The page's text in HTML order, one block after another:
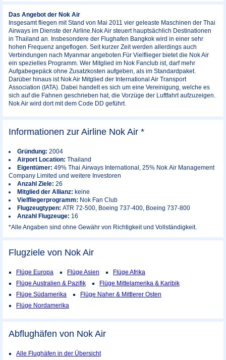
Das Angebot der Nok Air
Insgesamt fliegen mit Stand von Mai 2011 vier geleaste Maschinen der Thai
Airways im Dienste der Airline.Nok Air steuert hauptsächlich Destinationen
in Thailand an. Insbesondere der Flughafen Bangkok wird in einer sehr
hohen Frequenz angeflogen. Seit kurzer Zeit werden allerdings auch
Verbindungen nach Myanmar angeboten.Für Vielflieger bietet die Nok Air
ein spezielles Programm. Wer Mitglied im Nok Fanclub ist, darf mehr
Aufgabegepäck ohne Zusatzkosten aufgeben, als im Standardpaket.
Darüber hinaus ist Nok Air Mitglied der International Air Transport
Association (IATA). Dabei handelt es sich um eine Vereinigung, welche es
sich auf die Fahnen geschrieben hat, die Vorzüge der Luftfahrt aufzuzeigen.
Nok Air wird dort mit dem Code DD geführt.
Informationen zur Airline Nok Air *
Gründung: 2004
Airport Location: Thailand
Eigentümer: 49% Thai Airways International, 25% Nok Air Management
Company Limited und weitere Investoren
Anzahl Ziele: 26
Mitglied der Allianz: keine
Vielfliegerprogramm: Nok Fan Club
Flugzeugtypen: ATR 72-500, Boeing 737-400, Boeing 737-800
Anzahl Flugzeuge: 16
*Alle Angaben sind ohne Gewähr von Richtigkeit und Vollständigkeit.
Flugziele von Nok Air
Flüge Europa Flüge Asien
Flüge Afrika
Flüge Australien & Pazifik
Flüge Mittelamerika & Karibik
Flüge Südamerika
Flüge Naher & Mittlerer Osten
Flüge Nordamerika
Abflughäfen von Nok Air
Alle Flughäfen in der Übersicht